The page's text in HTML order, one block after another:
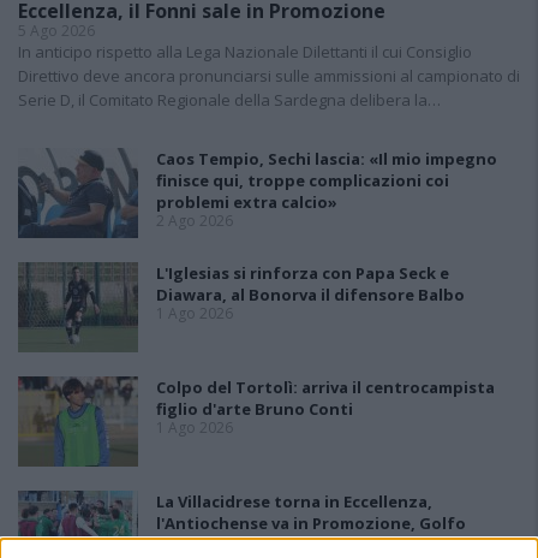
Eccellenza, il Fonni sale in Promozione
5 Ago 2026
In anticipo rispetto alla Lega Nazionale Dilettanti il cui Consiglio
Direttivo deve ancora pronunciarsi sulle ammissioni al campionato di
Serie D, il Comitato Regionale della Sardegna delibera la…
Caos Tempio, Sechi lascia: «Il mio impegno
finisce qui, troppe complicazioni coi
problemi extra calcio»
2 Ago 2026
L'Iglesias si rinforza con Papa Seck e
Diawara, al Bonorva il difensore Balbo
1 Ago 2026
Colpo del Tortolì: arriva il centrocampista
figlio d'arte Bruno Conti
1 Ago 2026
La Villacidrese torna in Eccellenza,
l'Antiochense va in Promozione, Golfo
Aranci e La Salle salgono in Prima